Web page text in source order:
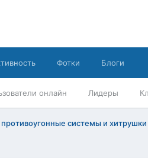
онлайн Лидеры
Фотки Блоги
системы и хитрушки